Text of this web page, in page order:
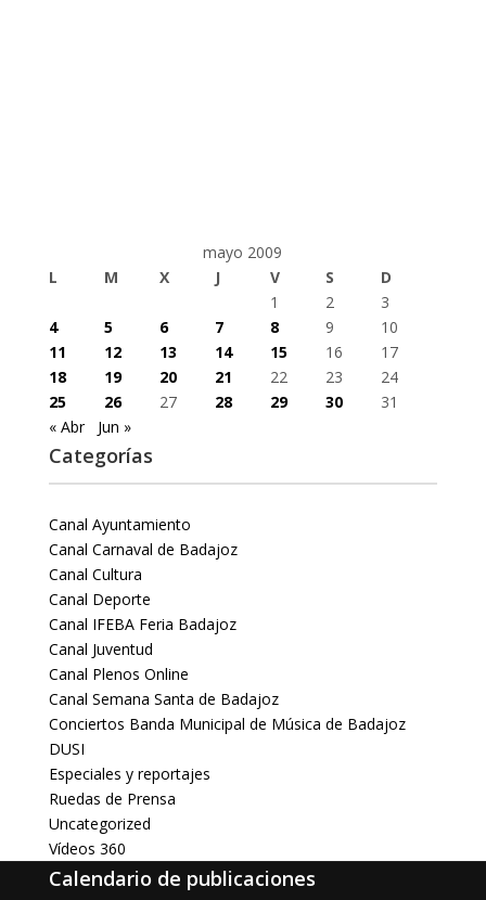
mayo 2009
L
M X J V S
D
1
2
3
4
5 6 7 8 9
10
11
12 13 14 15 16
17
18
19 20 21 22 23
24
25
26 27 28 29 30
31
« Abr
Jun »
Categorías
Canal Ayuntamiento
Canal Carnaval de Badajoz
Canal Cultura
Canal Deporte
Canal IFEBA Feria Badajoz
Canal Juventud
Canal Plenos Online
Canal Semana Santa de Badajoz
Conciertos Banda Municipal de Música de Badajoz
DUSI
Especiales y reportajes
Ruedas de Prensa
Uncategorized
Vídeos 360
Calendario de publicaciones